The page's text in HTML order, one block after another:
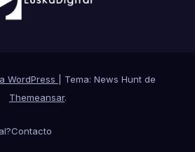
WordPress
Tema: News Hunt de
Themeansar.
Contacto